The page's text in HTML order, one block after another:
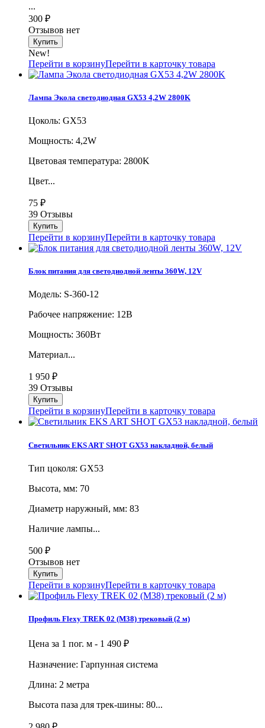
...
300 ₽
Отзывов нет
New!
Перейти в корзинуПерейти в карточку товара
Лампа Экола светодиодная GX53 4,2W 2800K
Цоколь: GX53
Мощность: 4,2W
Цветовая температура: 2800K
Цвет...
75 ₽
39 Отзывы
Перейти в корзинуПерейти в карточку товара
Блок питания для светодиодной ленты 360W, 12V
Модель: S-360-12
Рабочее напряжение: 12В
Мощность: 360Вт
Материал...
1 950 ₽
39 Отзывы
Перейти в корзинуПерейти в карточку товара
Светильник EKS ART SHOT GX53 накладной, белый
Тип цоколя: GX53
Высота, мм: 70
Диаметр наружный, мм: 83
Наличие лампы...
500 ₽
Отзывов нет
Перейти в корзинуПерейти в карточку товара
Профиль Flexy TREK 02 (М38) трековый (2 м)
Цена за 1 пог. м - 1 490 ₽
Назначение: Гарпунная система
Длина: 2 метра
Высота паза для трек-шины: 80...
₽